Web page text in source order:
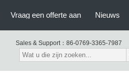
Vraag een offerte aan Nieuws
Sales & Support： 86-0769-3365-7987